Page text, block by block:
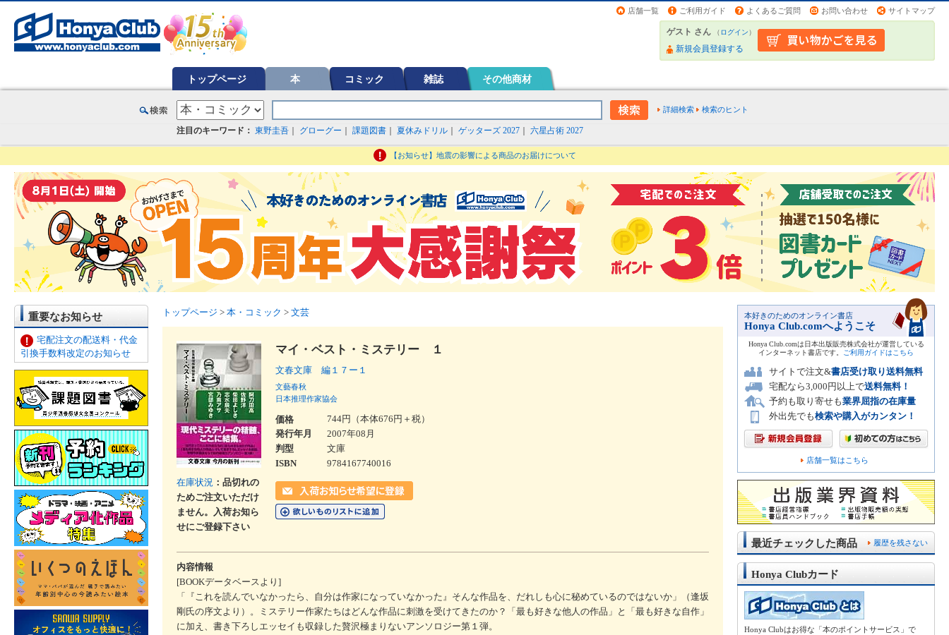
店舗一覧 ご利用ガイド よくあるご質問 お問い合わせ サイトマップ
ゲスト さん （ログイン）
新規会員登録する
トップページ 本 コミック 雑誌 その他商材
詳細検索 検索のヒント
注目のキーワード： 東野圭吾 グローグー 課題図書 夏休みドリル ゲッターズ 2027 六星占術 2027
【お知らせ】地震の影響による商品のお届けについて
重要なお知らせ
宅配注文の配送料・代金
引換手数料改定のお知らせ
トップページ > 本・コミック > 文芸
在庫状況 ：品切れの
ためご注文いただけ
ません。入荷お知ら
せにご登録下さい
マイ・ベスト・ミステリー １
文春文庫 編１７ー１
文藝春秋
日本推理作家協会
価格
744円（本体676円＋税）
発行年月
2007年08月
判型
文庫
ISBN
9784167740016
内容情報
[BOOKデータベースより]
「『これを読んでいなかったら、自分は作家になっていなかった』そんな作品を、だれしも心に秘めているのではないか」（逢坂
剛氏の序文より）。ミステリー作家たちはどんな作品に刺激を受けてきたのか？「最も好きな他人の作品」と「最も好きな自作」
に加え、書き下ろしエッセイも収録した贅沢極まりないアンソロジー第１弾。
本好きのためのオンライン書店
Honya Club.comへようこそ
Honya Club.comは日本出版販売株式会社が運営している
インターネット書店です。
ご利用ガイドはこちら
サイトで注文&書店受け取り送料無料
宅配なら3,000円以上で送料無料！
予約も取り寄せも業界屈指の在庫量
外出先でも検索や購入がカンタン！
店舗一覧はこちら
履歴を残さない
最近チェックした商品
Honya Clubカード
Honya Clubはお得な「本のポイントサービス」で